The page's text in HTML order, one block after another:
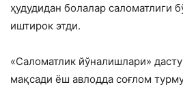
ҳудудидан болалар саломатлиги
иштирок этди.
«Саломатлик йўналишлари»
мақсади ёш авлодда соғлом